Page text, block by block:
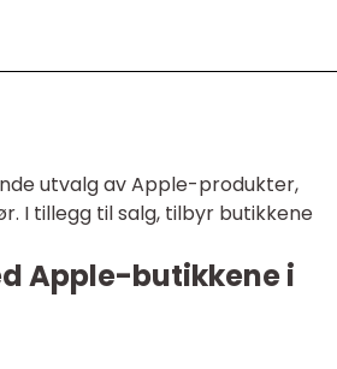
utvalg av Apple-produkter,
I tillegg til salg, tilbyr butikkene
Apple-butikkene i